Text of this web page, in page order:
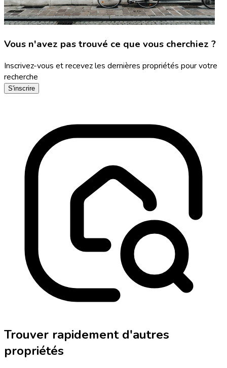
Vous n'avez pas trouvé ce que vous cherchiez ?
Inscrivez-vous et recevez les dernières propriétés pour votre
recherche
S'inscrire
Trouver rapidement d'autres
propriétés